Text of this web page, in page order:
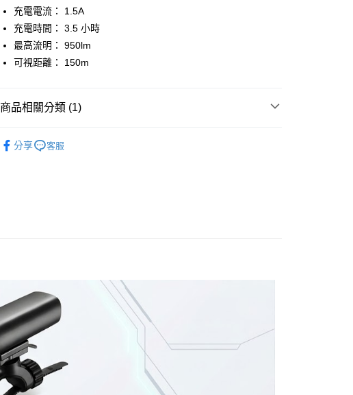
運送方式
付款後全家取貨
每筆NT$95，滿NT$799(含以上)免運費
每筆NT$95，滿NT$799(含以上)免運費
每筆NT$95，滿NT$799(含以上)免運費
充電電流： 1.5A
充電時間： 3.5 小時
最高流明： 950lm
可視距離： 150m
商品相關分類 (1)
分享
客服